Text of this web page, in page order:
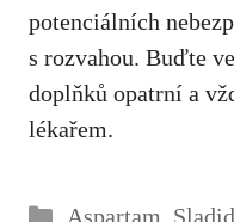
potenciálních
⁢s ​rozvahou. Buďte
doplňků opatrní a
lékařem.
Rubriky
Aspartam,